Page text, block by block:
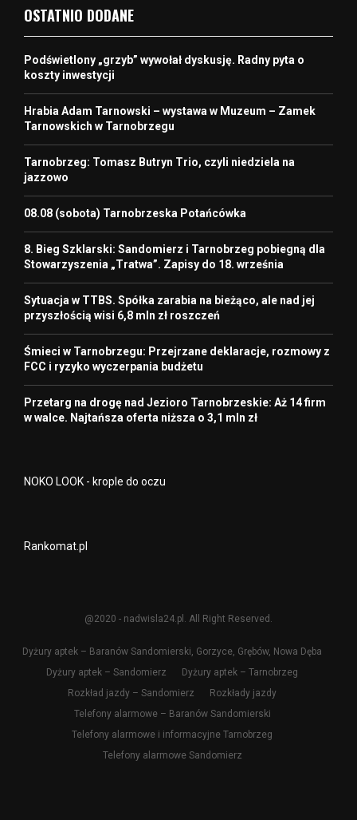
OSTATNIO DODANE
Podświetlony „grzyb” wywołał dyskusję. Radny pyta o
koszty inwestycji
Hrabia Adam Tarnowski – wystawa w Muzeum – Zamek
Tarnowskich w Tarnobrzegu
Tarnobrzeg: Tomasz Butryn Trio, czyli niedziela na
jazzowo
08.08 (sobota) Tarnobrzeska Potańcówka
8. Bieg Szklarski: Sandomierz i Tarnobrzeg pobiegną dla
Stowarzyszenia „Tratwa”. Zapisy do 18. września
Sytuacja w TTBS. Spółka zarabia na bieżąco, ale nad jej
przyszłością wisi 6,8 mln zł roszczeń
Śmieci w Tarnobrzegu: Przejrzane deklaracje, rozmowy z
FCC i ryzyko wyczerpania budżetu
Przetarg na drogę nad Jezioro Tarnobrzeskie: Aż 14 firm
w walce. Najtańsza oferta niższa o 3,1 mln zł
NOKO LOOK - krople do oczu
Rankomat.pl
@2020 - nadwisla24.pl. All Right Reserved.
Dyżury aptek – Baranów Sandomierski, Gorzyce, Grębów, Nowa Dęba
Dyżury aptek – Sandomierz
Dyżury aptek – Tarnobrzeg
Rozkład jazdy – Sandomierz
Rozkłady jazdy
Telefony alarmowe – Baranów Sandomierski
Telefony alarmowe i informacyjne Tarnobrzeg
Telefony alarmowe Sandomierz